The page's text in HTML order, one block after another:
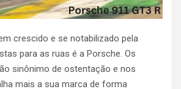
crescido e se notabilizado pela
para as ruas é a Porsche. Os
sinônimo de ostentação e nos
mais a sua marca de forma